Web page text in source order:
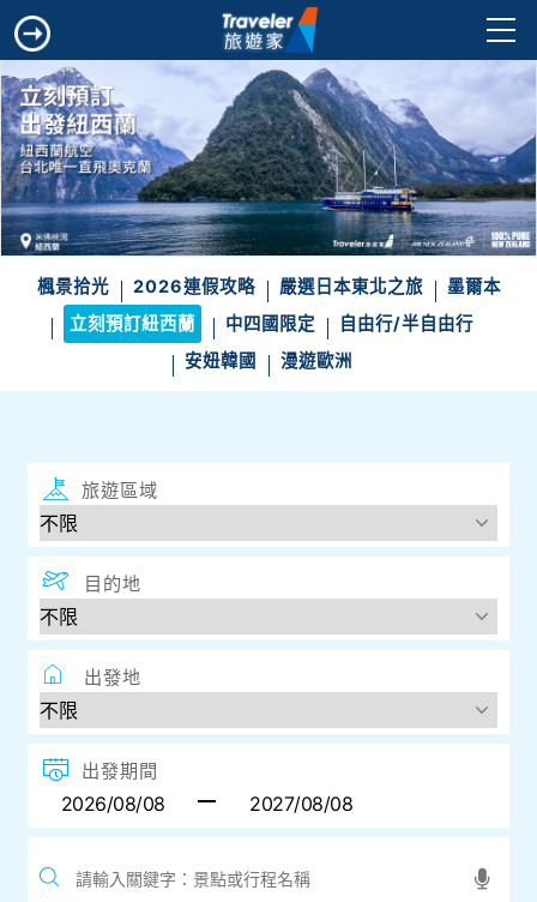
楓景拾光 2026連假攻略 嚴選日本東北之旅
墨爾本
立刻預訂紐西蘭
中四國限定
自由行/半自由行
安妞韓國
漫遊歐洲
旅遊區域
目的地
出發地
出發期間